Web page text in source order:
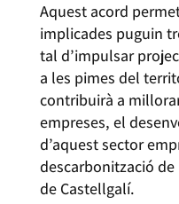
Aquest acord
implicades puguin
tal d’impulsar
a les pimes del
contribuirà a
empreses, el
d’aquest sector
descarbonització
de Castellgalí.